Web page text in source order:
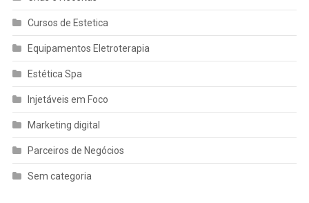
Cursos de Estetica
Equipamentos Eletroterapia
Estética Spa
Injetáveis em Foco
Marketing digital
Parceiros de Negócios
Sem categoria